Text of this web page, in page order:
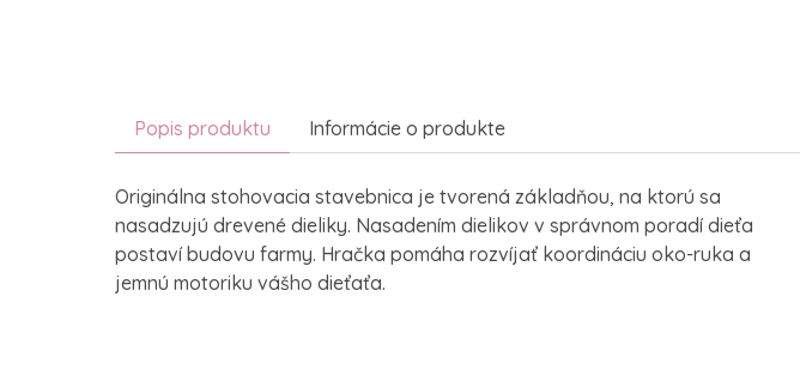
Popis produktu Informácie o produkte
Originálna stohovacia stavebnica je tvorená základňou, na ktorú sa
nasadzujú drevené dieliky. Nasadením dielikov v správnom poradí dieťa
postaví budovu farmy. Hračka pomáha rozvíjať koordináciu oko-ruka a
jemnú motoriku vášho dieťaťa.